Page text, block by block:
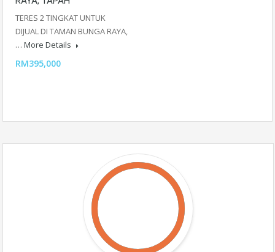
TERES 2 TINGKAT UNTUK
DIJUAL DI TAMAN BUNGA RAYA,
… More Details
RM395,000